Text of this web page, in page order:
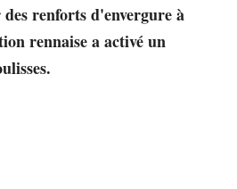
renforts d'envergure à
rennaise a activé un